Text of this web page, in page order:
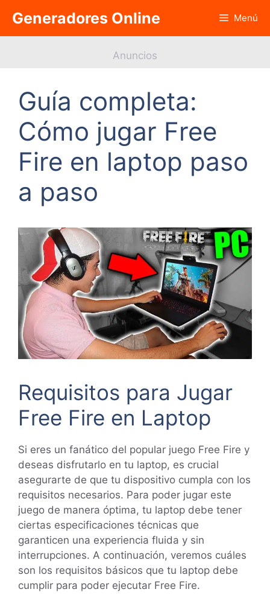
contenido
Generadores Online Menú
Anuncios
Guía completa:
Cómo jugar Free
Fire en laptop paso
a paso
Requisitos para Jugar
Free Fire en Laptop
Si eres un fanático del popular juego Free Fire y
deseas disfrutarlo en tu laptop, es crucial
asegurarte de que tu dispositivo cumpla con los
requisitos necesarios. Para poder jugar este
juego de manera óptima, tu laptop debe tener
ciertas especificaciones técnicas que
garanticen una experiencia fluida y sin
interrupciones. A continuación, veremos cuáles
son los requisitos básicos que tu laptop debe
cumplir para poder ejecutar Free Fire.